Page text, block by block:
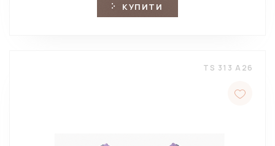
КУПИТИ
TS 313 A26